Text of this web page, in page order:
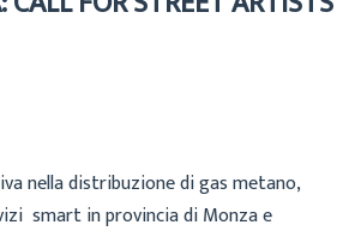
nella distribuzione di gas metano,
smart in provincia di Monza e